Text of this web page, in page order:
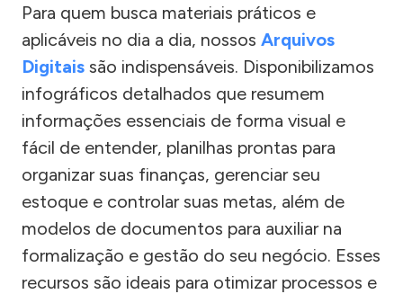
Para quem busca materiais práticos e
aplicáveis no dia a dia, nossos Arquivos
Digitais são indispensáveis. Disponibilizamos
infográficos detalhados que resumem
informações essenciais de forma visual e
fácil de entender, planilhas prontas para
organizar suas finanças, gerenciar seu
estoque e controlar suas metas, além de
modelos de documentos para auxiliar na
formalização e gestão do seu negócio. Esses
recursos são ideais para otimizar processos e